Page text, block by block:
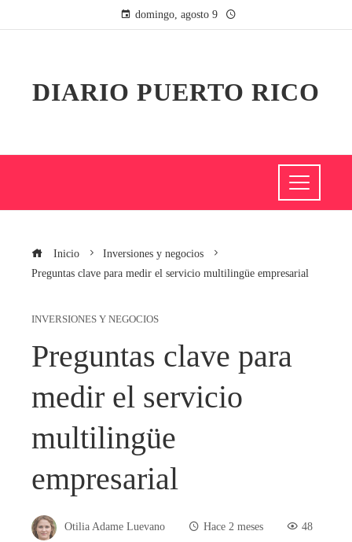
domingo, agosto 9
DIARIO PUERTO RICO
Inicio
Inversiones y negocios
Preguntas clave para medir el servicio multilingüe empresarial
INVERSIONES Y NEGOCIOS
Preguntas clave para
medir el servicio
multilingüe
empresarial
Otilia Adame Luevano Hace 2 meses 48